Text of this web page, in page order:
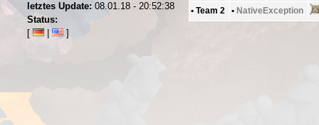
letztes Update: 08.01.18 - 20:52:38
Status:
• Team 2 • NativeException
[ ]